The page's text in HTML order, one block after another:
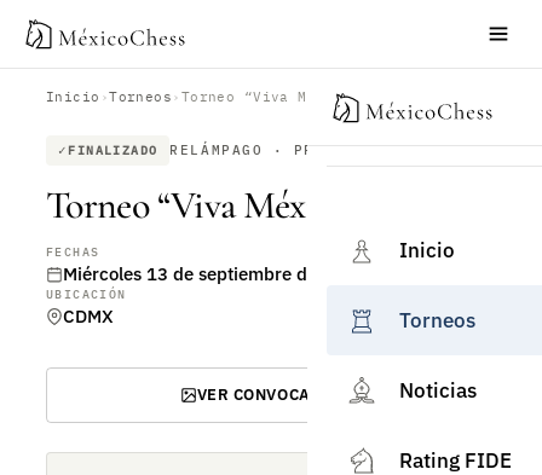
Inicio
Torneos
Noticias
Rating FIDE
Inicio ›Torneos › Torneo “Viva México”
FINALIZADO RELÁMPAGO · PRESENCIAL
Torneo “Viva México”
FECHAS
Miércoles 13 de septiembre de 2023
UBICACIÓN
CDMX
VER CONVOCATORIA